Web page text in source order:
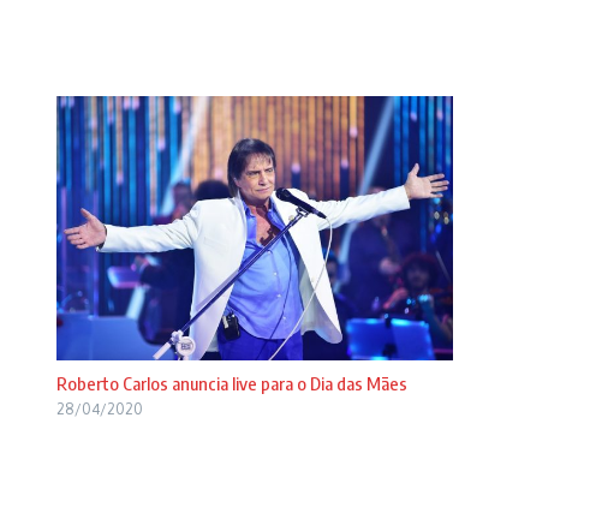
Roberto Carlos anuncia live para o Dia das Mães
28/04/2020